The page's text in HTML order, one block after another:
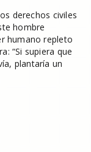
derechos civiles
hombre
humano repleto
“Si supiera que
plantaría un